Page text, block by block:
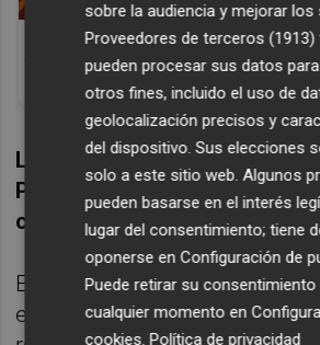
Corepunk MMORPG
Un verdadero MMORPG de la
¡Cómo los de antes, pero mejor!
Las valencianas Lucía
Picó y Alba Bautista
categoría individual
En la categoría individual, la
española contó con una
sobre la audiencia y mejorar los
Proveedores de terceros (1913)
pueden procesar sus datos
otros fines, incluido el uso de
geolocalización precisos y
del dispositivo. Sus elecciones
solo a este sitio web. Algunos
pueden basarse en el interés
lugar del consentimiento; tiene
oponerse enConfiguración de
Puede retirar su consentimiento
cualquier momento en
cookies.Política de privacidad